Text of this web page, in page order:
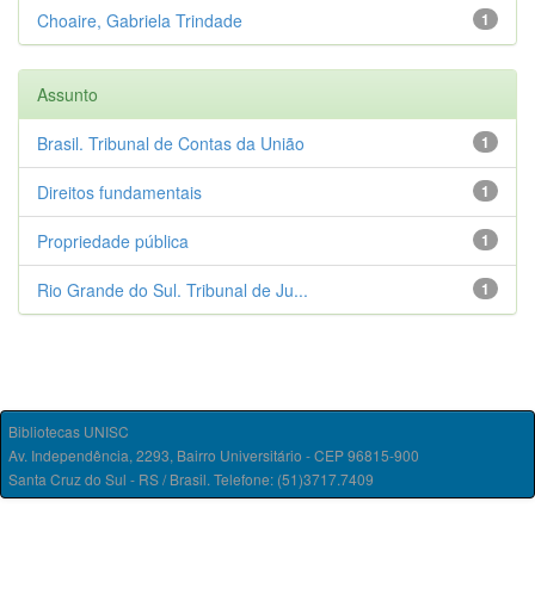
1
Choaire, Gabriela Trindade
Assunto
1
Brasil. Tribunal de Contas da União
1
Direitos fundamentais
1
Propriedade pública
1
Rio Grande do Sul. Tribunal de Ju...
Bibliotecas UNISC
Av. Independência, 2293, Bairro Universitário - CEP 96815-900
Santa Cruz do Sul - RS / Brasil. Telefone: (51)3717.7409